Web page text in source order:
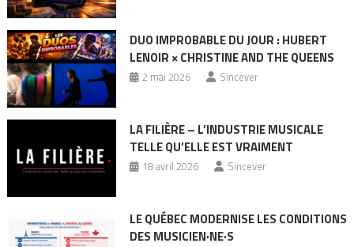
DUO IMPROBABLE DU JOUR : HUBERT
LENOIR × CHRISTINE AND THE QUEENS
2 mai 2026 Sincever
LA FILIÈRE – L’INDUSTRIE MUSICALE
TELLE QU’ELLE EST VRAIMENT
18 avril 2026 Sincever
LE QUÉBEC MODERNISE LES CONDITIONS
DES MUSICIEN·NE·S